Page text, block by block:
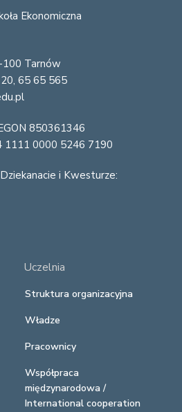
Ekonomiczna
Tarnów
65 65 565
850361346
1111 0000 5246 7190
i Kwesturze:
Uczelnia
Struktura organizacyjna
Władze
Pracownicy
Współpraca
międzynarodowa /
International cooperation